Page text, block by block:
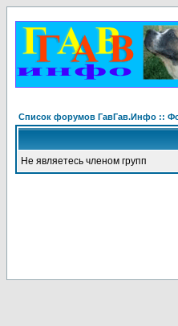
Список форумов ГавГав.Инфо ::
Не являетесь членом групп